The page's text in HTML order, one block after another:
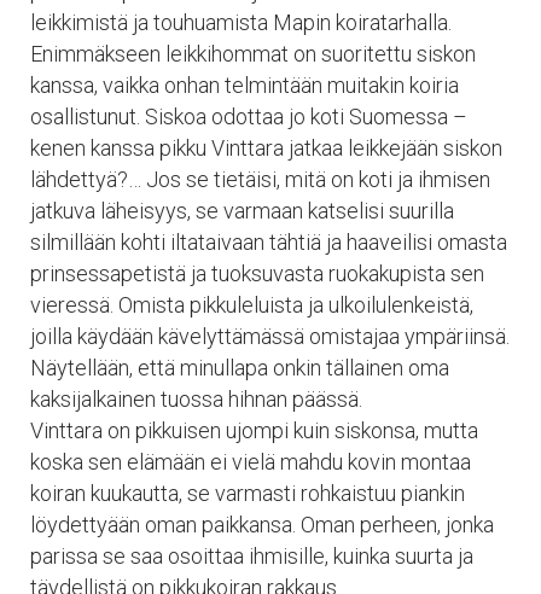
leikkimistä ja touhuamista Mapin koiratarhalla.
Enimmäkseen leikkihommat on suoritettu siskon
kanssa, vaikka onhan telmintään muitakin koiria
osallistunut. Siskoa odottaa jo koti Suomessa –
kenen kanssa pikku Vinttara jatkaa leikkejään siskon
lähdettyä?… Jos se tietäisi, mitä on koti ja ihmisen
jatkuva läheisyys, se varmaan katselisi suurilla
silmillään kohti iltataivaan tähtiä ja haaveilisi omasta
prinsessapetistä ja tuoksuvasta ruokakupista sen
vieressä. Omista pikkuleluista ja ulkoilulenkeistä,
joilla käydään kävelyttämässä omistajaa ympäriinsä.
Näytellään, että minullapa onkin tällainen oma
kaksijalkainen tuossa hihnan päässä.
Vinttara on pikkuisen ujompi kuin siskonsa, mutta
koska sen elämään ei vielä mahdu kovin montaa
koiran kuukautta, se varmasti rohkaistuu piankin
löydettyään oman paikkansa. Oman perheen, jonka
parissa se saa osoittaa ihmisille, kuinka suurta ja
täydellistä on pikkukoiran rakkaus.